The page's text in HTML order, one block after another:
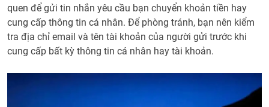
quen để gửi tin nhắn yêu cầu bạn chuyển khoản tiền hay
cung cấp thông tin cá nhân. Để phòng tránh, bạn nên kiểm
tra địa chỉ email và tên tài khoản của người gửi trước khi
cung cấp bất kỳ thông tin cá nhân hay tài khoản.